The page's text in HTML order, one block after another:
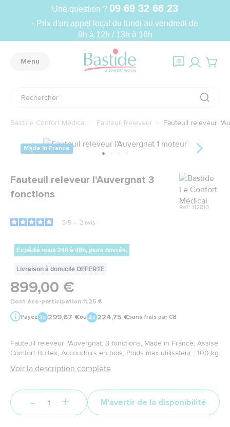
Une question ? 09 69 32 66 23
- Prix d'un appel local du lundi au vendredi de
9h à 12h / 13h à 16h
Menu
Bastide Confort Médical Fauteuil Releveur Fauteuil releveur
Made In France
Fauteuil releveur l'Auvergnat 3
fonctions
Marque
Ref.: 112810
5/5 - 2 avis
Expédié sous 24h à 48h, jours ouvrés.
Livraison à domicile OFFERTE
899,00 €
Dont éco-participation 11,25 €
Payez 299,67 €ou 224,75 €sans frais par CB
Fauteuil releveur l'Auvergnat, 3 fonctions, Made in France, Assise
Comfort Bultex, Accoudoirs en bois, Poids max utilisateur : 100 kg
Voir la description complète
- + M'avertir de la disponibilité